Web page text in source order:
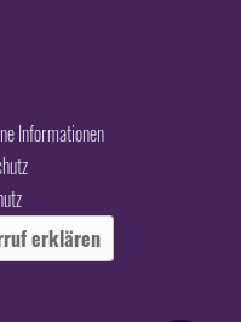
Informationen
erklären